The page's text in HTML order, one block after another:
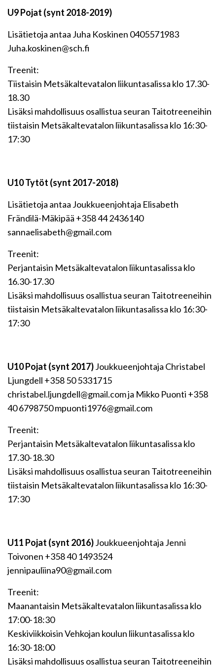
U9 Pojat (synt 2018-2019)
Lisätietoja antaa Juha Koskinen 0405571983
Juha.koskinen@sch.fi
Treenit:
Tiistaisin Metsäkaltevatalon liikuntasalissa klo 17.30-
18.30
Lisäksi mahdollisuus osallistua seuran Taitotreeneihin
tiistaisin Metsäkaltevatalon liikuntasalissa klo 16:30-
17:30
U10 Tytöt (synt 2017-2018)
Lisätietoja antaa Joukkueenjohtaja Elisabeth
Frändilä-Mäkipää +358 44 2436140
sannaelisabeth@gmail.com
Treenit:
Perjantaisin Metsäkaltevatalon liikuntasalissa klo
16.30-17.30
Lisäksi mahdollisuus osallistua seuran Taitotreeneihin
tiistaisin Metsäkaltevatalon liikuntasalissa klo 16:30-
17:30
U10 Pojat (synt 2017)Joukkueenjohtaja Christabel
Ljungdell +358 50 5331715
christabel.ljungdell@gmail.com ja Mikko Puonti +358
40 6798750 mpuonti1976@gmail.com
Treenit:
Perjantaisin Metsäkaltevatalon liikuntasalissa klo
17.30-18.30
Lisäksi mahdollisuus osallistua seuran Taitotreeneihin
tiistaisin Metsäkaltevatalon liikuntasalissa klo 16:30-
17:30
U11 Pojat (synt 2016)Joukkueenjohtaja Jenni
Toivonen +358 40 1493524
jennipauliina90@gmail.com
Treenit:
Maanantaisin Metsäkaltevatalon liikuntasalissa klo
17:00-18:30
Keskiviikkoisin Vehkojan koulun liikuntasalissa klo
16:30-18:00
Lisäksi mahdollisuus osallistua seuran Taitotreeneihin